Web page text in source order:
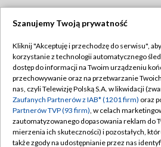
TVP
Abonament TVP
Emisja w TVP
Centrum informacji TVP
Naziemna Telewizja Cyfrowa
Regulamin
Polityka
Moje
Pomoc
Szanujemy Twoją prywatność
Kliknij "Akceptuję i przechodzę do serwisu",
korzystanie z technologii automatycznego
dostęp do informacji na Twoim urządzeniu
przechowywanie oraz na przetwarzanie
nas, czyli Telewizję Polską S.A. w likwidacji
Zaufanych Partnerów z IAB* (1201 firm) oraz
Partnerów TVP (93 firm), w celach
zautomatyzowanego dopasowania reklam do
mierzenia ich skuteczności) i pozostałych,
także zgody na udostępnianie przez nas